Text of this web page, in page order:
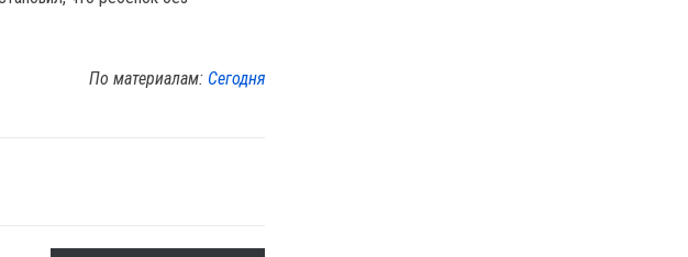
По материалам: Сегодня